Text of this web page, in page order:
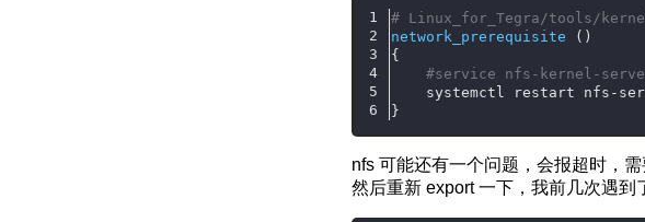
# Linux_for_Tegra/tools/
network_prerequisite ()
{
#service nfs-kernel-
systemctl restart nfs-
}
nfs 可能还有一个问题，会报超时，
然后重新 export 一下，我前几次遇到